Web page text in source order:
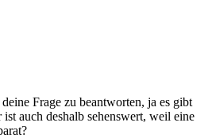
Frage zu beantworten, ja es gibt
auch deshalb sehenswert, weil eine